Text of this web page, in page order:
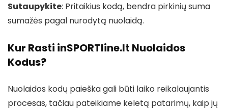
Sutaupykite: Pritaikius kodą, bendra pirkinių suma
sumažės pagal nurodytą nuolaidą.
Kur Rasti inSPORTline.lt Nuolaidos
Kodus?
Nuolaidos kodų paieška gali būti laiko reikalaujantis
procesas, tačiau pateikiame keletą patarimų, kaip jų